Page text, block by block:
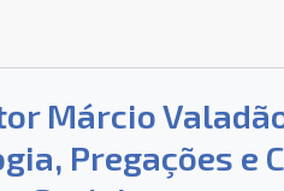
Márcio
Pregações e